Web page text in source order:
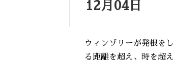
12月04日
ウィンゾリーが発根を
る距離を超え、時を超